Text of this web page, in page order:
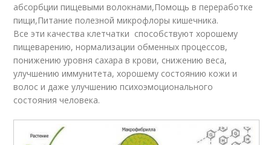
абсорбции пищевыми волокнами,Помощь в переработке
пищи,Питание полезной микрофлоры кишечника.
Все эти качества клетчатки способствуют хорошему
пищеварению, нормализации обменных процессов,
понижению уровня сахара в крови, снижению веса,
улучшению иммунитета, хорошему состоянию кожи и
волос и даже улучшению психоэмоционального
состояния человека.